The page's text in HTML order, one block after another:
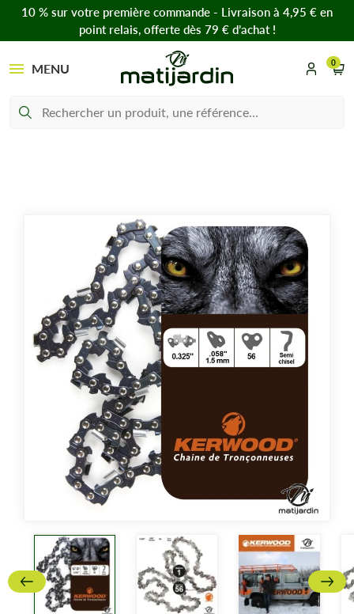
10 % sur votre première commande - Livraison à 4,95 € en
point relais, offerte dès 79 € d’achat !
MENU 0